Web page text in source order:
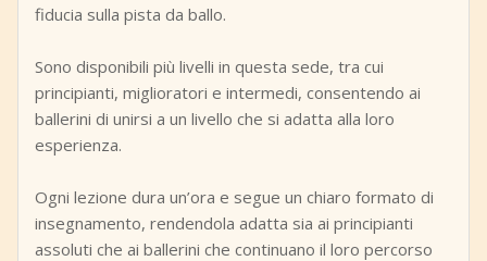
fiducia sulla pista da ballo.
Sono disponibili più livelli in questa sede, tra cui
principianti, miglioratori e intermedi, consentendo ai
ballerini di unirsi a un livello che si adatta alla loro
esperienza.
Ogni lezione dura un’ora e segue un chiaro formato di
insegnamento, rendendola adatta sia ai principianti
assoluti che ai ballerini che continuano il loro percorso